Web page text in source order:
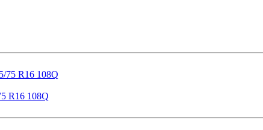
R16 108Q